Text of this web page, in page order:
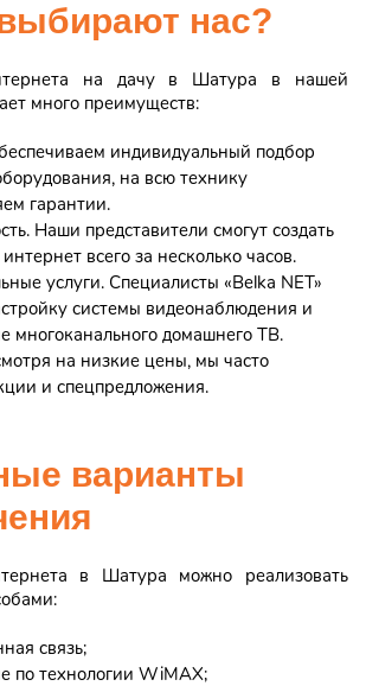
нас?
на дачу в Шатура в нашей
много преимуществ:
индивидуальный подбор
на всю технику
гарантии.
Наши представители смогут создать
всего за несколько часов.
услуги. Специалисты «Belka NET»
системы видеонаблюдения и
многоканального домашнего ТВ.
на низкие цены, мы часто
и спецпредложения.
варианты
в Шатура можно реализовать
связь;
по технологии WiMAX;